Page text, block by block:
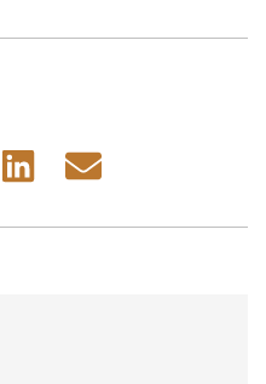
Share
Share